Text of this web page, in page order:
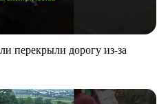
перекрыли дорогу из-за